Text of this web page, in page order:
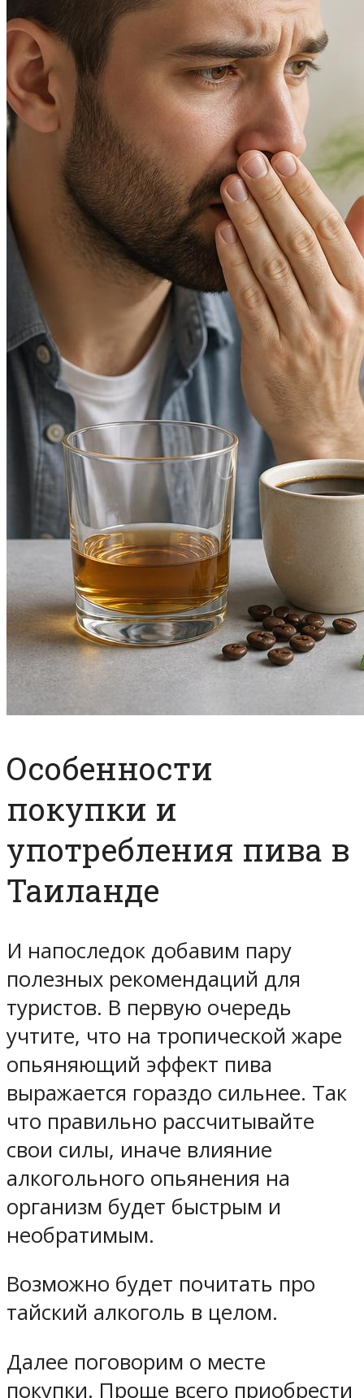
Особенности
покупки и
употребления пива в
Таиланде
И напоследок добавим пару
полезных рекомендаций для
туристов. В первую очередь
учтите, что на тропической жаре
опьяняющий эффект пива
выражается гораздо сильнее. Так
что правильно рассчитывайте
свои силы, иначе влияние
алкогольного опьянения на
организм будет быстрым и
необратимым.
Возможно будет почитать про
тайский алкоголь в целом.
Далее поговорим о месте
покупки. Проще всего приобрести